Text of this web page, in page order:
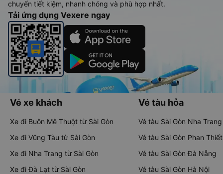
chuyển tiết kiệm, nhanh chóng và phù hợp nhất.
Tải ứng dụng Vexere ngay
Vé xe khách
Xe đi Buôn Mê Thuột từ Sài Gòn
Xe đi Vũng Tàu từ Sài Gòn
Xe đi Nha Trang từ Sài Gòn
Xe đi Đà Lạt từ Sài Gòn
Vé tàu hỏa
Vé tàu Sài Gòn Nha Trang
Vé tàu Sài Gòn Phan Thiết
Vé tàu Sài Gòn Đà Nẵng
Vé tàu Sài Gòn Hà Nội